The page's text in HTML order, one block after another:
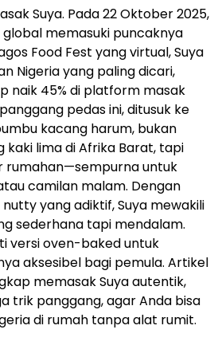
Suya. Pada 22 Oktober 2025,
memasuki puncaknya
Food Fest yang virtual, Suya
Nigeria yang paling dicari,
naik 45% di platform masak
pedas ini, ditusuk ke
kacang harum, bukan
lima di Afrika Barat, tapi
rumahan—sempurna untuk
camilan malam. Dengan
yang adiktif, Suya mewakili
sederhana tapi mendalam.
versi oven-baked untuk
aksesibel bagi pemula. Artikel
memasak Suya autentik,
trik panggang, agar Anda bisa
di rumah tanpa alat rumit.